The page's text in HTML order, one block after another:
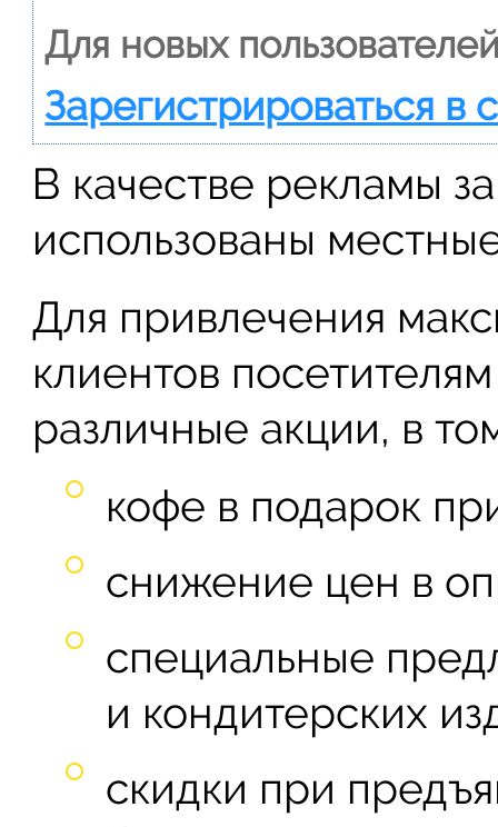
Для новых
Зарегистрироваться в
В качестве рекламы
использованы
Для привлечения
клиентов
различные акции, в
кофе в подарок
снижение цен в
специальные
и кондитерских
скидки при